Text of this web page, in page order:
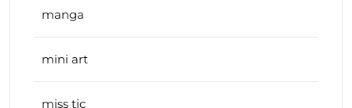
manga
mini art
miss tic